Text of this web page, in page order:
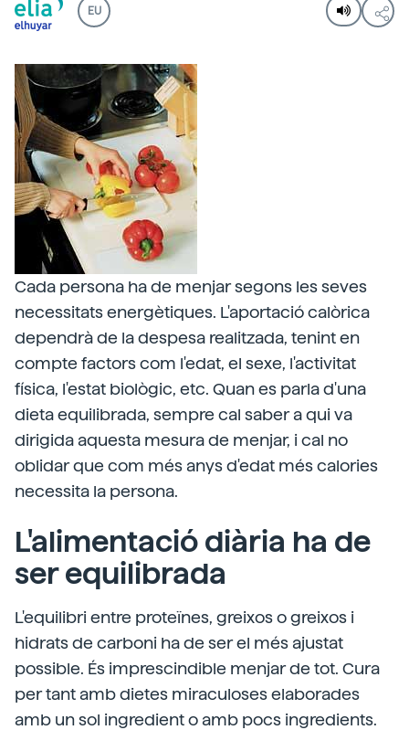
EU
Cada persona ha de menjar segons les seves
necessitats energètiques. L'aportació calòrica
dependrà de la despesa realitzada, tenint en
compte factors com l'edat, el sexe, l'activitat
física, l'estat biològic, etc. Quan es parla d'una
dieta equilibrada, sempre cal saber a qui va
dirigida aquesta mesura de menjar, i cal no
oblidar que com més anys d'edat més calories
necessita la persona.
L'alimentació diària ha de
ser equilibrada
L'equilibri entre proteïnes, greixos o greixos i
hidrats de carboni ha de ser el més ajustat
possible. És imprescindible menjar de tot. Cura
per tant amb dietes miraculoses elaborades
amb un sol ingredient o amb pocs ingredients.